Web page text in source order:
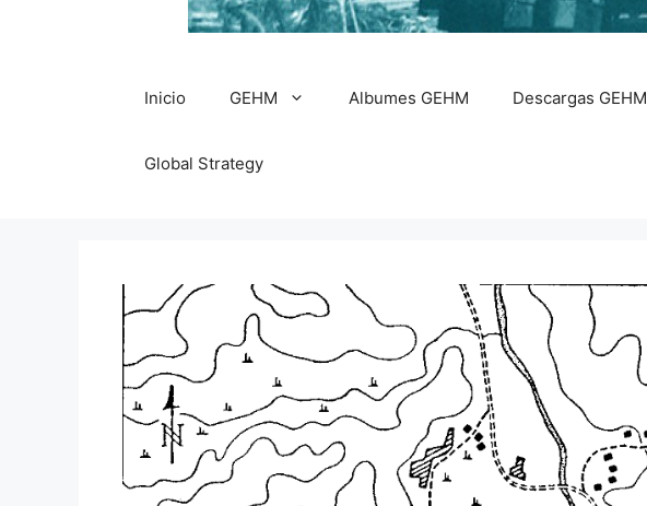
Inicio GEHM Albumes GEHM Descargas GEHM
Global Strategy